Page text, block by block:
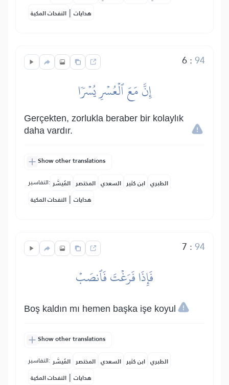
النفحات المكية | هدايات
6:94
إِنَّ مَعَ ٱلۡعُسۡرِ يُسۡرٗا
Gerçekten, zorlukla beraber bir kolaylık
daha vardır.
Show other translations
التفاسير: المُيسَّر المختصر السعدي ابن كثير الطبري
النفحات المكية | هدايات
7 :94
فَإِذَا فَرَغۡتَ فَٱنصَبۡ
Boş kaldın mı hemen başka işe koyul
Show other translations
التفاسير: المُيسَّر المختصر السعدي ابن كثير الطبري
النفحات المكية | هدايات